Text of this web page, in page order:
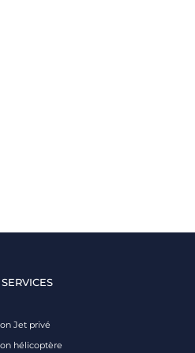
Jet privé
hélicoptère